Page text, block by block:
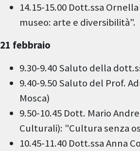
14.15-15.00 Dott.ssa
museo: arte e diversibilità".
21 febbraio
9.30-9.40 Saluto della
9.40-9.50 Saluto del Prof.
Mosca)
9.50-10.45 Dott. Mario
Culturali): "Cultura senza
10.45-11.40 Dott.ssa Anna